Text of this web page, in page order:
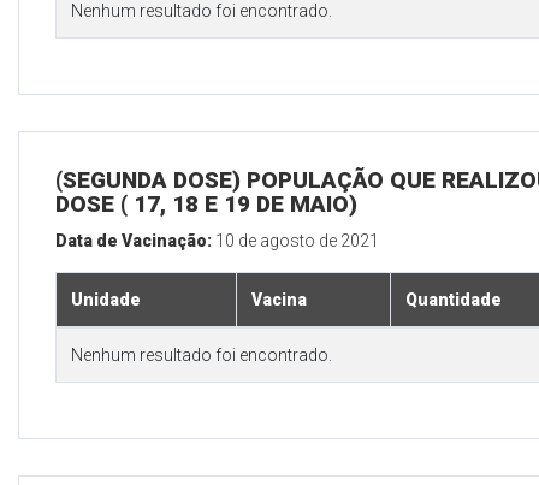
Nenhum resultado foi encontrado.
(SEGUNDA DOSE) POPULAÇÃO QUE
DOSE ( 17, 18 E 19 DE MAIO)
Data de Vacinação: 10 de agosto de 2021
Unidade Vacina Quantidade
Nenhum resultado foi encontrado.